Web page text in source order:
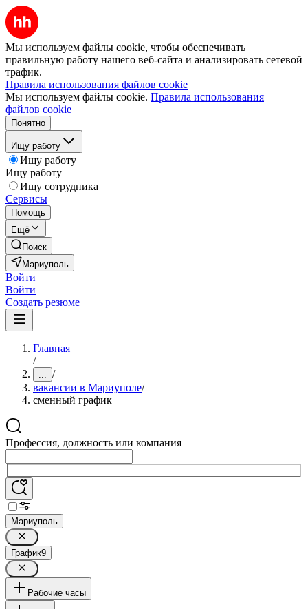
Мы используем файлы cookie, чтобы обеспечивать
правильную работу нашего веб-сайта и анализировать сетевой
трафик.
Правила использования файлов cookie
Мы используем файлы cookie. Правила использования
файлов cookie
Понятно
Ищу работу
Ищу работу
Ищу работу
Ищу сотрудника
Сервисы
Помощь
Ещё
Поиск
Мариуполь
Войти
Войти
Создать резюме
Главная
/
... /
вакансии в Мариуполе/
сменный график
Профессия, должность или компания
Мариуполь
График9
Рабочие часы